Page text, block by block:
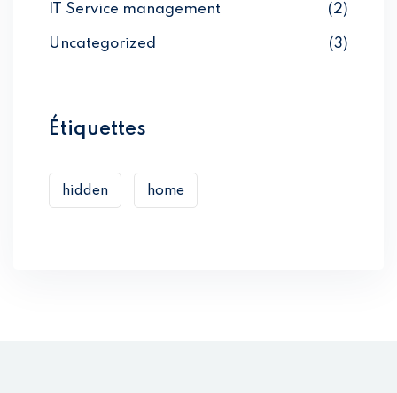
IT Service management (2)
Uncategorized (3)
Étiquettes
hidden home